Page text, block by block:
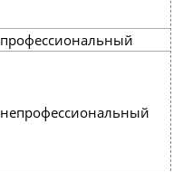
профессиональный
непрофессиональный